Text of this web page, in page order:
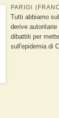
PARIGI
Tutti abbiamo
derive
dibattiti per
sull'epidemia di